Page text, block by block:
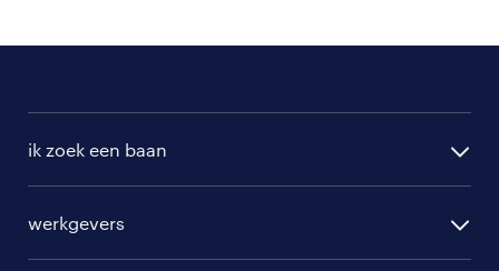
ik zoek een baan
werkgevers